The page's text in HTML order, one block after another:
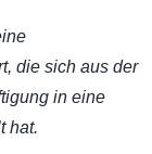
die sich aus der
in eine
hat.